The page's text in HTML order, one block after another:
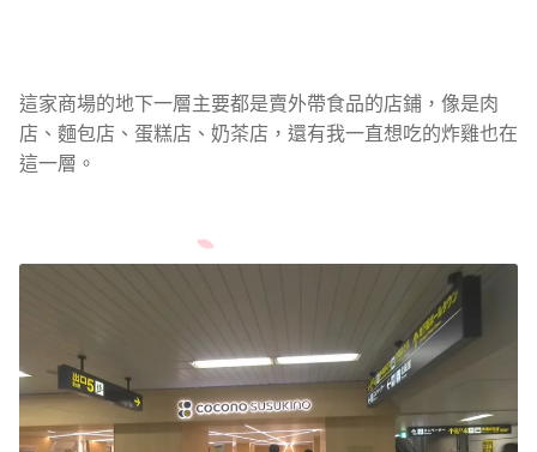
這家商場的地下一層主要都是賣外帶食品的店鋪，像是肉
店、麵包店、蛋糕店、奶茶店，還有我一直想吃的炸雞也在
這一層。